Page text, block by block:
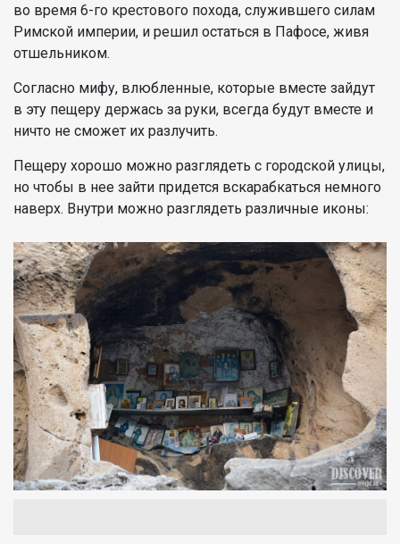
во время 6-го крестового похода, служившего силам
Римской империи, и решил остаться в Пафосе, живя
отшельником.
Согласно мифу, влюбленные, которые вместе зайдут
в эту пещеру держась за руки, всегда будут вместе и
ничто не сможет их разлучить.
Пещеру хорошо можно разглядеть с городской улицы,
но чтобы в нее зайти придется вскарабкаться немного
наверх. Внутри можно разглядеть различные иконы: